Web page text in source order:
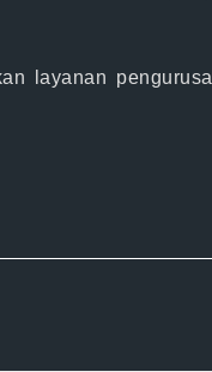
layanan